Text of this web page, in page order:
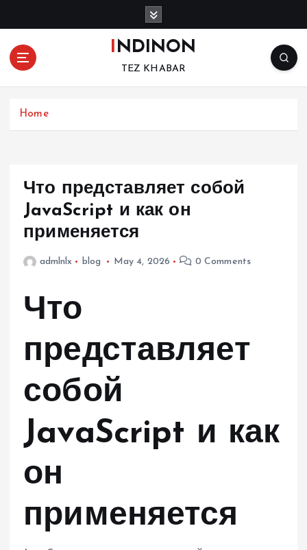
o
INDINON
TEZ KHABAR
Home
Что представляет собой
JavaScript и как он
применяется
admlnlx blog May 4, 2026 0 Comments
Что
представляет
собой
JavaScript и как
он
применяется